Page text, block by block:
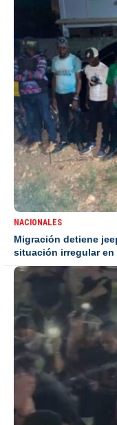
NACIONALES
Migración detiene
situación irregular en